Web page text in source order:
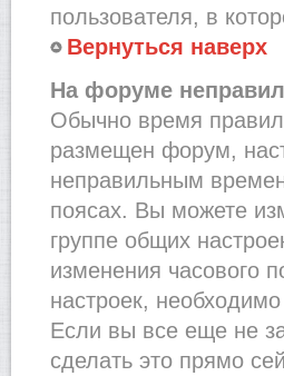
пользователя, в
Вернуться наверх
На форуме
Обычно время
размещен форум,
неправильным
поясах. Вы можете
группе общих
изменения часового
настроек,
Если вы все еще не
сделать это прямо